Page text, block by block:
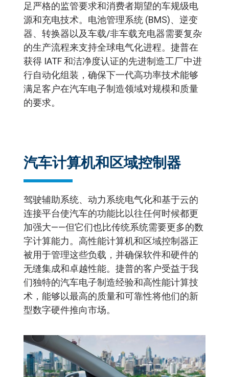
足严格的监管要求和消费者期望的车规级电
源和充电技术。电池管理系统 (BMS)、逆变
器、转换器以及车载/非车载充电器需要复杂
的生产流程来支持全球电气化进程。捷普在
获得 IATF 和洁净度认证的先进制造工厂中进
行自动化组装，确保下一代高功率技术能够
满足客户在汽车电子制造领域对规模和质量
的要求。
汽车计算机和区域控制器
驾驶辅助系统、动力系统电气化和基于云的
连接平台使汽车的功能比以往任何时候都更
加强大——但它们也比传统系统需要更多的数
字计算能力。高性能计算机和区域控制器正
被用于管理这些负载，并确保软件和硬件的
无缝集成和卓越性能。捷普的客户受益于我
们独特的汽车电子制造经验和高性能计算技
术，能够以最高的质量和可靠性将他们的新
型数字硬件推向市场。